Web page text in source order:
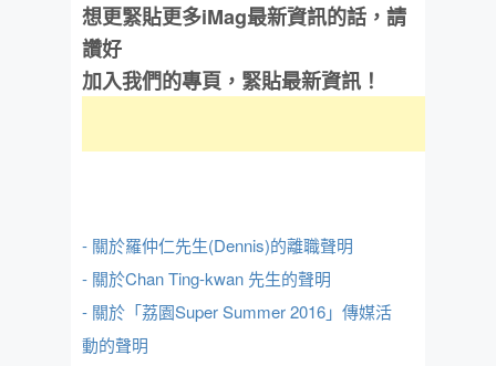
想更緊貼更多iMag最新資訊的話，請
讚好
加入我們的專頁，緊貼最新資訊！
- 關於羅仲仁先生(Dennis)的離職聲明
- 關於Chan Ting-kwan 先生的聲明
- 關於「荔園Super Summer 2016」傳媒活
動的聲明